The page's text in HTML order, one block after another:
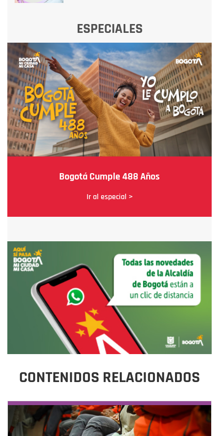
ESPECIALES
Bogotá Cumple 488 Años
Ir al especial >
CONTENIDOS RELACIONADOS